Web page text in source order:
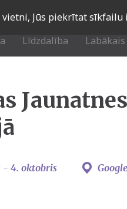
Jūs piekrītat sīkfailu
Līdzdalība
- 4. oktobris